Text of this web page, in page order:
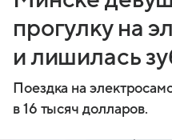
прогулку на
и лишилась
Поездка на
в 16 тысяч долларов.